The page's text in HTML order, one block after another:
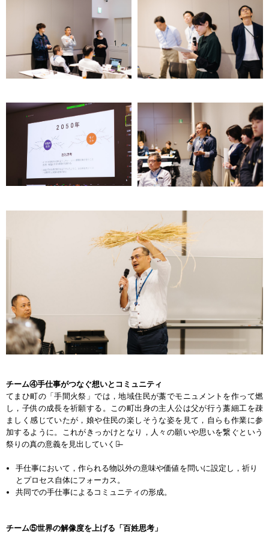
チーム④手仕事がつなぐ想いとコミュニティ
てまひ町の「手間火祭」では，地域住民が藁でモニュメントを作って燃
し，子供の成長を祈願する。この町出身の主人公は父が行う藁細工を疎
ましく感じていたが，娘や住民の楽しそうな姿を見て，自らも作業に参
加するように。これがきっかけとなり，人々の願いや思いを繋ぐという
祭りの真の意義を見出していく。̶
手仕事において，作られる物以外の意味や価値を問いに設定し，祈り
とプロセス自体にフォーカス。
共同での手仕事によるコミュニティの形成。
チーム⑤世界の解像度を上げる「百姓思考」